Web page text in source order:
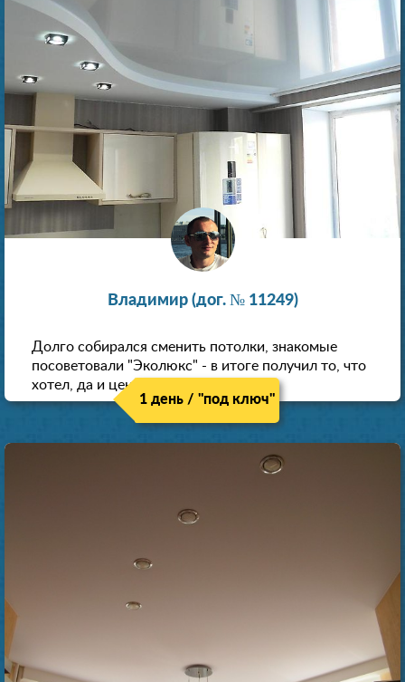
Владимир (дог. № 11249)
Долго собирался сменить потолки, знакомые
посоветовали "Эколюкс" - в итоге получил то, что
хотел, да и цена нормальная.
1 день / "под ключ"